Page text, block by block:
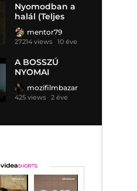
Nyomodban a
halál (Teljes
film)
mentor79
27214 views 10 éve
A BOSSZÚ
NYOMAI
mozifilmbazar
425 views 2 éve